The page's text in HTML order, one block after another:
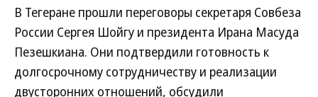
В Тегеране прошли переговоры секретаря Совбеза
России Сергея Шойгу и президента Ирана Масуда
Пезешкиана. Они подтвердили готовность к
долгосрочному сотрудничеству и реализации
двусторонних отношений, обсудили